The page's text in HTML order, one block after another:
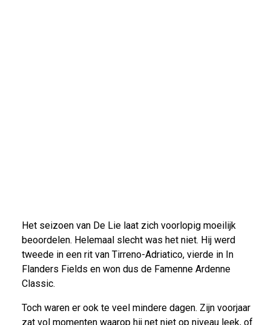
Het seizoen van De Lie laat zich voorlopig moeilijk
beoordelen. Helemaal slecht was het niet. Hij werd
tweede in een rit van Tirreno-Adriatico, vierde in In
Flanders Fields en won dus de Famenne Ardenne
Classic.
Toch waren er ook te veel mindere dagen. Zijn voorjaar
zat vol momenten waarop hij net niet op niveau leek, of